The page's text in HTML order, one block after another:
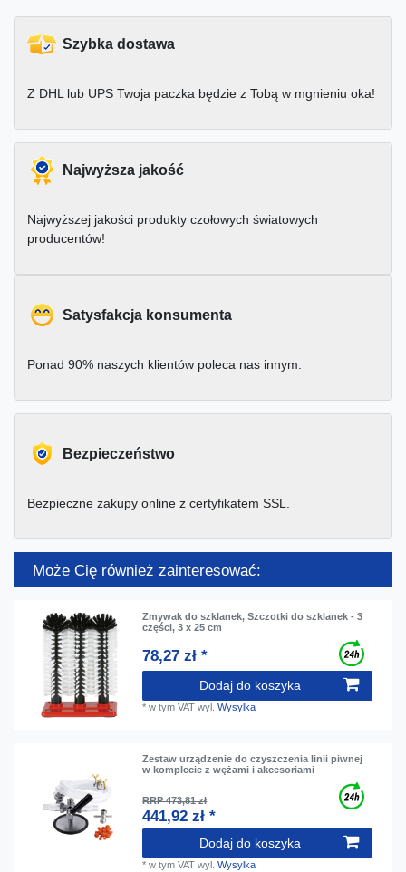
Szybka dostawa
Z DHL lub UPS Twoja paczka będzie z Tobą w mgnieniu oka!
Najwyższa jakość
Najwyższej jakości produkty czołowych światowych
producentów!
Satysfakcja konsumenta
Ponad 90% naszych klientów poleca nas innym.
Bezpieczeństwo
Bezpieczne zakupy online z certyfikatem SSL.
Może Cię również zainteresować:
Zmywak do szklanek, Szczotki do szklanek - 3
części, 3 x 25 cm
78,27 zł *
Dodaj do koszyka
*w tym VAT wyl.Wysylka
Zestaw urządzenie do czyszczenia linii piwnej
w komplecie z wężami i akcesoriami
RRP 473,81 zł
441,92 zł *
Dodaj do koszyka
*w tym VAT wyl.Wysylka